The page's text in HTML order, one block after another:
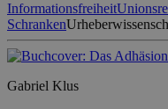
Informationsfreiheit
Schranken
Gabriel Klus